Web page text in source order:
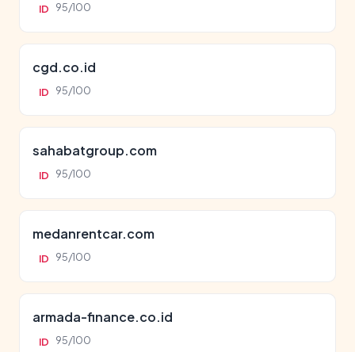
ID 95/100
cgd.co.id
ID 95/100
sahabatgroup.com
ID 95/100
medanrentcar.com
ID 95/100
armada-finance.co.id
ID 95/100